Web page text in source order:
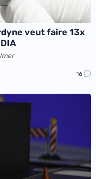
veut faire 13x
16